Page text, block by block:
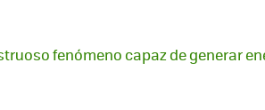
fenómeno capaz de generar